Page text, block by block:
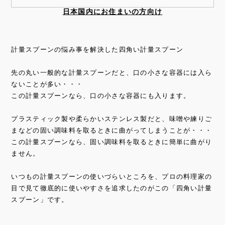
日本国内にお住まいの方向け
計量スプーンの悩み事を解決した四角い計量スプーン
先の丸い一般的な計量スプーンだと、口の小さな容器には入ら
ないことが多い・・・
この計量スプーンなら、口の小さな容器にも入ります。
プラスティック製や柔らかいステンレス製だと、味噌や練りご
まなどの固い調味料を取るときに曲がってしまうことが・・・
この計量スプーンなら、固い調味料を取るときに簡単に曲がり
ません。
いつもの計量スプーンの使いづらいところを、プロの料理家の
目で見て徹底的に使いやすさを追求したのがこの「四角い計量
スプーン」です。